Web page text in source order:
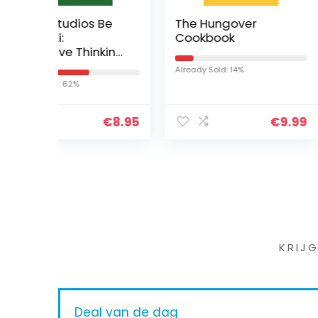
The Hungover
Already Sold: 14%
€9.99
Wacky
Inflatable
Already Sold: 81%
Deal van de dag